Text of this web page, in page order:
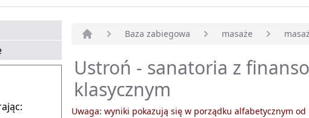
Baza zabiegowa masaże
Ustroń - sanatoria z
klasycznym
Uwaga: wyniki pokazują się w porządku alfabetycznym